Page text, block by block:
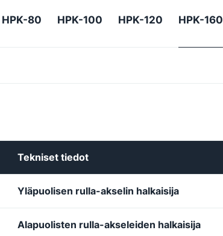
HPK-80 HPK-100 HPK-120 HPK-160
Tekniset tiedot
Yläpuolisen rulla-akselin halkaisija
Alapuolisten rulla-akseleiden halkaisija